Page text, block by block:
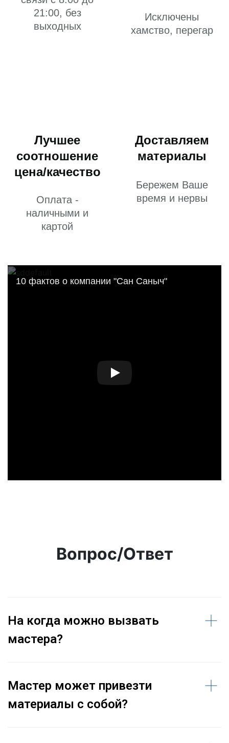
21:00, без
выходных
Исключены
хамство, перегар
Лучшее
соотношение
цена/качество
Оплата -
наличными и
картой
Доставляем
материалы
Бережем Ваше
время и нервы
10 фактов о компании "Сан Саныч"
Вопрос/Ответ
На когда можно вызвать
мастера?
Мастер может привезти
материалы с собой?